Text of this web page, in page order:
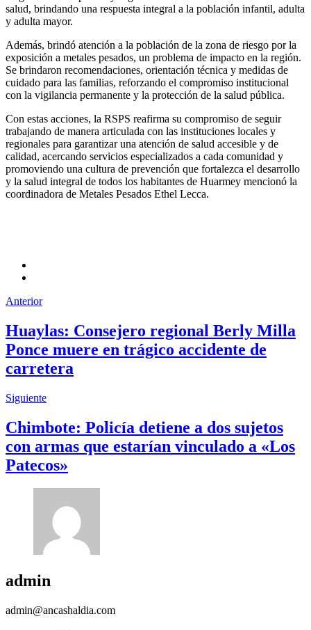
salud, brindando una respuesta integral a la población infantil, adulta
y adulta mayor.
Además, brindó atención a la población de la zona de riesgo por la
exposición a metales pesados, un problema de impacto en la región.
Se brindaron recomendaciones, orientación técnica y medidas de
cuidado para las familias, reforzando el compromiso institucional
con la vigilancia permanente y la protección de la salud pública.
Con estas acciones, la RSPS reafirma su compromiso de seguir
trabajando de manera articulada con las instituciones locales y
regionales para garantizar una atención de salud accesible y de
calidad, acercando servicios especializados a cada comunidad y
promoviendo una cultura de prevención que fortalezca el desarrollo
y la salud integral de todos los habitantes de Huarmey mencionó la
coordinadora de Metales Pesados Ethel Lecca.
Anterior
Huaylas: Consejero regional Berly Milla
Ponce muere en trágico accidente de
carretera
Siguiente
Chimbote: Policía detiene a dos sujetos
con armas que estarían vinculado a «Los
Patecos»
admin
admin@ancashaldia.com